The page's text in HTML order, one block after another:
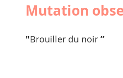
Mutation
"Brouiller du noir ”